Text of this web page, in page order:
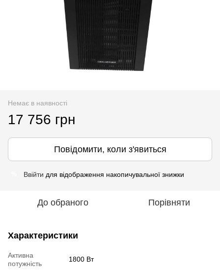
Немає в наявності
17 756 грн
Повідомити, коли з'явиться
Ввійти для відображення накопичувальної знижки
До обраного Порівняти
Характеристики
Активна
потужність
1800 Вт